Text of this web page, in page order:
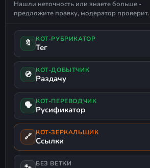
Нашли неточность или знаете больше -
предложите правку, модератор проверит.
🔖 КОТ-РУБРИКАТОР
Тег
💿 КОТ-ДОБЫТЧИК
Раздачу
🗣 КОТ-ПЕРЕВОДЧИК
Русификатор
🔗 КОТ-ЗЕРКАЛЬЩИК
Ссылки
БЕЗ ВЕТКИ